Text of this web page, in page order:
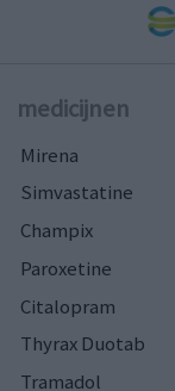
medicijnen
Mirena
Simvastatine
Champix
Paroxetine
Citalopram
Thyrax Duotab
Tramadol